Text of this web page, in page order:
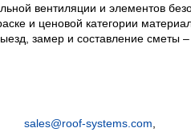
вентиляции и элементов
и ценовой категории
замер и составление сметы
sales@roof-systems.com